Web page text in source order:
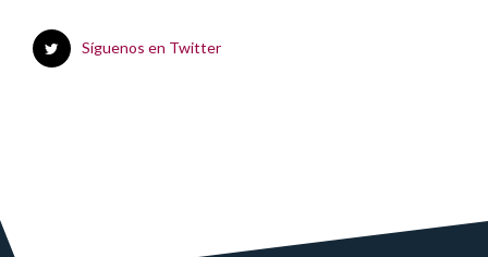
Síguenos en Twitter